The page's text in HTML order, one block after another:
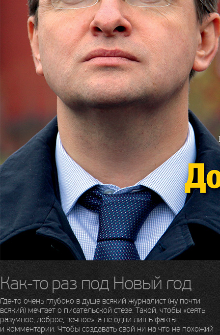
Как-тораз под Новый год
Где-то очень глубоко в душе всякий журналист (ну почти
всякий) мечтает о писательской стезе. Такой, чтобы «сеять
разумное, доброе, вечное», а не одни лишь факты
и комментарии. Чтобы создавать свой ни на что не похожий